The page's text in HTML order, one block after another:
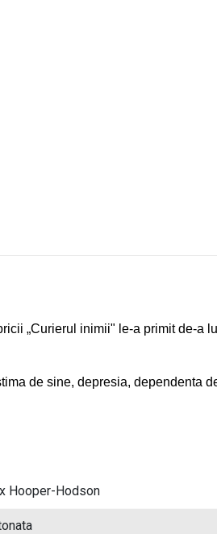
„Curierul inimii" le-a primit de-a
de sine, depresia, dependenta
Hooper-Hodson